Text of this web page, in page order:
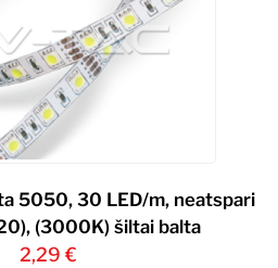
5050, 30 LED/m, neatspari
(3000K) šiltai balta
2,29€